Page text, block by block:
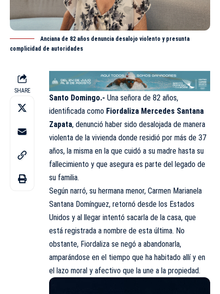
Anciana de 82 años denuncia desalojo violento y presunta
complicidad de autoridades
SHARE
Santo Domingo.- Una señora de 82 años,
identificada como Fiordaliza Mercedes Santana
Zapata, denunció haber sido desalojada de manera
violenta de la vivienda donde residió por más de 37
años, la misma en la que cuidó a su madre hasta su
fallecimiento y que asegura es parte del legado de
su familia.
Según narró, su hermana menor, Carmen Marianela
Santana Domínguez, retornó desde los Estados
Unidos y al llegar intentó sacarla de la casa, que
está registrada a nombre de esta última. No
obstante, Fiordaliza se negó a abandonarla,
amparándose en el tiempo que ha habitado allí y en
el lazo moral y afectivo que la une a la propiedad.